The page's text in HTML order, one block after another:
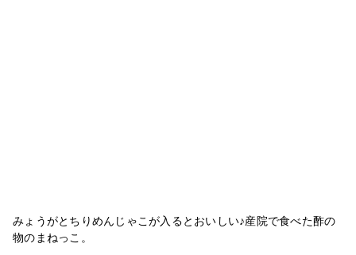
みょうがとちりめんじゃこが入るとおいしい♪産院で食べた酢の
物のまねっこ。